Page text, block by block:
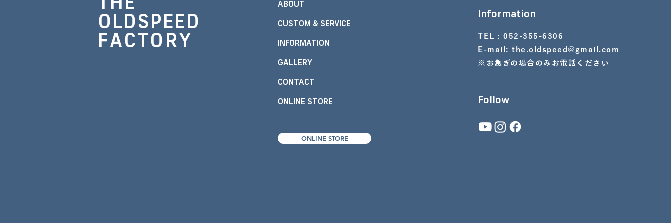
OLDSPEED
FACTORY
ABOUT
CUSTOM & SERVICE
INFORMATION
GALLERY
CONTACT
ONLINE STORE
ONLINE STORE
Information
TEL : 052-355-6306
E-mail: the.oldspeed@gmail.com
※お急ぎの場合のみお電話ください
Follow